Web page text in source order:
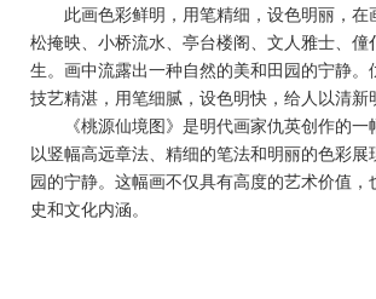
此画色彩鲜明，用笔精细，设色明丽，在
松掩映、小桥流水、亭台楼阁、文人雅士、僮
生。画中流露出一种自然的美和田园的宁静。
技艺精湛，用笔细腻，设色明快，给人以清新
《桃源仙境图》是明代画家仇英创作的
以竖幅高远章法、精细的笔法和明丽的色彩展
园的宁静。这幅画不仅具有高度的艺术价值，
史和文化内涵。